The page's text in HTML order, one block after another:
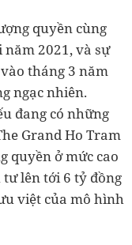
quyền cùng
năm 2021, và sự
tháng 3 năm
ngạc nhiên.
đang có những
Grand Ho Tram
quyền ở mức cao
lên tới 6 tỷ đồng
việt của mô hình